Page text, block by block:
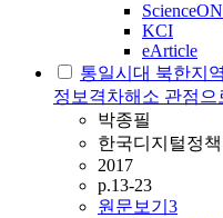
ScienceON
KCI
eArticle
통일시대 북한지
정보격차해소 관점으
박종필
한국디지털정책
2017
p.13-23
원문보기 3